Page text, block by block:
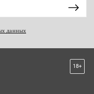
данных
18+